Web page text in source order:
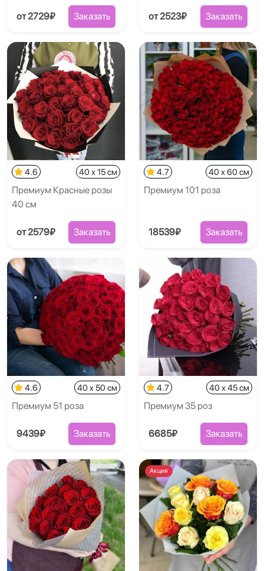
от 2729₽ Заказать от 2523₽ Заказать
4.6 40 x 15 см
Премиум Красные розы
40 см
от 2579₽ Заказать
4.7 40 x 60 см
Премиум 101 роза
18539₽ Заказать
4.6 40 x 50 см
Премиум 51 роза
9439₽ Заказать
4.7 40 x 45 см
Премиум 35 роз
6685₽ Заказать
Акция